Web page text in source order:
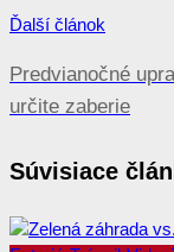
Ďalší článok
Predvianočné
určite zaberie
Súvisiace